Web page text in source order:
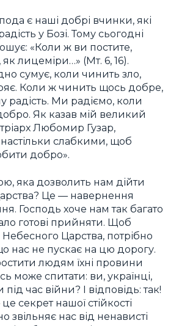
є наші добрі вчинки, які
у Бозі. Тому сьогодні
«Коли ж ви постите,
як лицеміри…» (Мт. 6, 16).
сумує, коли чинить зло,
Коли ж чинить щось добре,
радість. Ми радіємо, коли
Як казав мій великий
Любомир Гузар,
слабкими, щоб
добро».
яка дозволить нам дійти
Це — навернення
Господь хоче нам так багато
готові прийняти. Щоб
Царства, потрібно
нас не пускає на цю дорогу.
людям їхні провини
може спитати: ви, українці,
час війни? І відповідь: так!
секрет нашої стійкості
звільняє нас від ненависті